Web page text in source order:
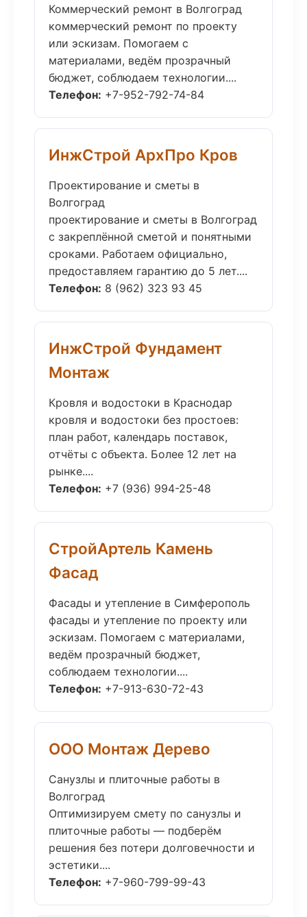
Коммерческий ремонт в Волгоград
коммерческий ремонт по проекту
или эскизам. Помогаем с
материалами, ведём прозрачный
бюджет, соблюдаем технологии....
Телефон: +7-952-792-74-84
ИнжСтрой АрхПро Кров
Проектирование и сметы в
Волгоград
проектирование и сметы в Волгоград
с закреплённой сметой и понятными
сроками. Работаем официально,
предоставляем гарантию до 5 лет....
Телефон: 8 (962) 323 93 45
ИнжСтрой Фундамент
Монтаж
Кровля и водостоки в Краснодар
кровля и водостоки без простоев:
план работ, календарь поставок,
отчёты с объекта. Более 12 лет на
рынке....
Телефон: +7 (936) 994-25-48
СтройАртель Камень
Фасад
Фасады и утепление в Симферополь
фасады и утепление по проекту или
эскизам. Помогаем с материалами,
ведём прозрачный бюджет,
соблюдаем технологии....
Телефон: +7-913-630-72-43
ООО Монтаж Дерево
Санузлы и плиточные работы в
Волгоград
Оптимизируем смету по санузлы и
плиточные работы — подберём
решения без потери долговечности и
эстетики....
Телефон: +7-960-799-99-43